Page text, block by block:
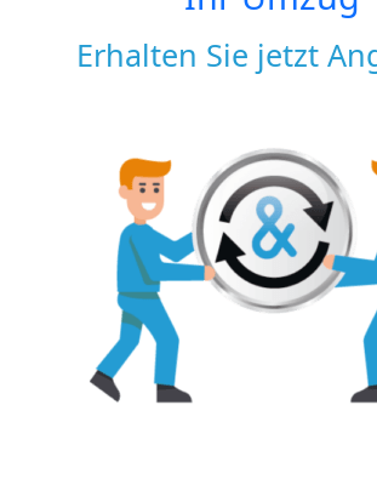
Erhalten Sie jetzt